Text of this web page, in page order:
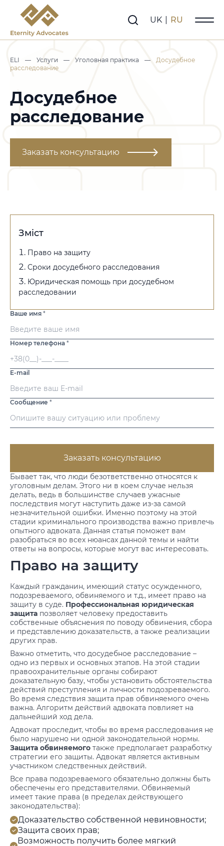
UK RU
ELI — Услуги — Уголовная практика —
Досудебное
расследование
Досудебное
расследование
Заказать консультацию
Бывает так, что люди безответственно относятся к
уголовным делам. Этого ни в коем случае нельзя
делать, ведь в большинстве случаев ужасные
последствия могут наступить даже из-за самой
незначительной ошибки. Именно поэтому на этой
стадии криминального производства важно привлечь
опытного адвоката. Данная статья поможет вам
разобраться во всех нюансах данной темы и найти
ответы на вопросы, которые могут вас интересовать.
Право на защиту
Каждый гражданин, имеющий статус осужденного,
подозреваемого, обвиняемого и т.д., имеет право на
защиту в суде. Профессиональная юридическая
защита позволяет человеку предоставить
собственные объяснения по поводу обвинения, сбора
и представлению доказательств, а также реализации
других прав.
Важно отметить, что досудебное расследование –
одно из первых и основных этапов. На этой стадии
правоохранительные органы собирают
доказательную базу, чтобы установить обстоятельства
действий преступления и личности подозреваемого.
Во время следствия защита прав обвиняемого очень
важна. Алгоритм действий адвоката повлияет на
дальнейший ход дела.
Адвокат проследит, чтобы во время расследования не
было нарушено ни одной законодательной нормы.
Защита обвиняемого также предполагает разработку
стратегии его защиты. Адвокат является активным
участником следственных действий.
Все права подозреваемого обязательно должны быть
обеспечены его представителями. Обвиняемый
имеет такие права (в пределах действующего
законодательства):
Доказательство собственной невиновности;
Защита своих прав;
Возможность получить более мягкий
Зміст
Право на защиту
Сроки досудебного расследования
Юридическая помощь при досудебном
расследовании
Ваше имя *
Номер телефона *
E-mail
Сообщение *
Заказать консультацию